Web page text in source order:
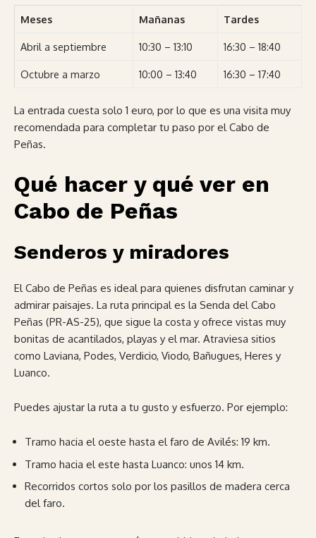
Meses Mañanas Tardes
Abril a septiembre 10:30 – 13:10 16:30 – 18:40
Octubre a marzo 10:00 – 13:40 16:30 – 17:40
La entrada cuesta solo 1 euro, por lo que es una visita muy
recomendada para completar tu paso por el Cabo de
Peñas.
Qué hacer y qué ver en
Cabo de Peñas
Senderos y miradores
El Cabo de Peñas es ideal para quienes disfrutan caminar y
admirar paisajes. La ruta principal es la Senda del Cabo
Peñas (PR-AS-25), que sigue la costa y ofrece vistas muy
bonitas de acantilados, playas y el mar. Atraviesa sitios
como Laviana, Podes, Verdicio, Viodo, Bañugues, Heres y
Luanco.
Puedes ajustar la ruta a tu gusto y esfuerzo. Por ejemplo:
Tramo hacia el oeste hasta el faro de Avilés: 19 km.
Tramo hacia el este hasta Luanco: unos 14 km.
Recorridos cortos solo por los pasillos de madera cerca
del faro.